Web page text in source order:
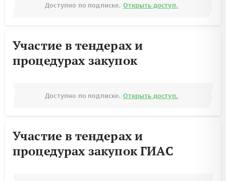
Доступно по подписке. Открыть доступ.
Участие в тендерах и
процедурах закупок
Доступно по подписке. Открыть доступ.
Участие в тендерах и
процедурах закупок ГИАС